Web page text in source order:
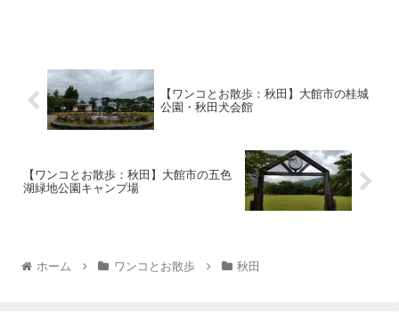
【ワンコとお散歩：秋田】大館市の桂城
公園・秋田犬会館
【ワンコとお散歩：秋田】大館市の五色
湖緑地公園キャンプ場
ホーム ワンコとお散歩 秋田